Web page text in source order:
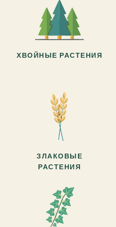
ХВОЙНЫЕ РАСТЕНИЯ
ЗЛАКОВЫЕ
РАСТЕНИЯ